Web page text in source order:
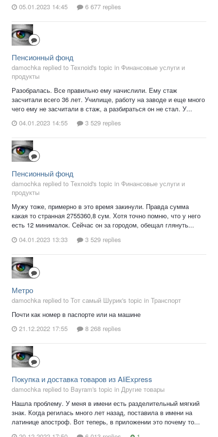
05.01.2023 14:45
6 677 replies
Пенсионный фонд
damochka replied to Texnoid's topic in Финансовые услуги и
продукты
Разобралась. Все правильно ему начислили. Ему стаж
засчитали всего 36 лет. Училище, работу на заводе и еще много
чего ему не засчитали в стаж, а разбираться он не стал. У...
04.01.2023 14:55
3 529 replies
Пенсионный фонд
damochka replied to Texnoid's topic in Финансовые услуги и
продукты
Мужу тоже, примерно в это время закинули. Правда сумма
какая то странная 2755360,8 сум. Хотя точно помню, что у него
есть 12 минималок. Сейчас он за городом, обещал глянуть...
04.01.2023 13:33
3 529 replies
Метро
damochka replied to Тот самый Шурик's topic in Транспорт
Почти как номер в паспорте или на машине
21.12.2022 17:55
8 268 replies
Покупка и доставка товаров из AliExpress
damochka replied to Bayram's topic in Другие товары
Нашла проблему. У меня в имени есть разделительный мягкий
знак. Когда регилась много лет назад, поставила в имени на
латинице апостроф. Вот теперь, в приложении это почему то...